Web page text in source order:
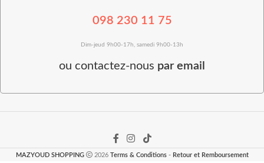
098 230 11 75
Dim-jeud 9h00-17h, samedi 9h00-13h
ou contactez-nous par email
MAZYOUD SHOPPING 2026 Terms & Conditions - Retour et Remboursement